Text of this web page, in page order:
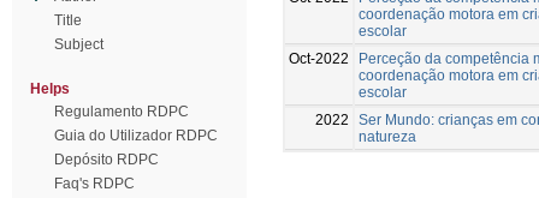
Title
Subject
Helps
Regulamento RDPC
Guia do Utilizador RDPC
Depósito RDPC
Faq's RDPC
coordenação motora em
escolar
Oct-2022
Perceção da competência
coordenação motora em
escolar
2022
Ser Mundo: crianças em
natureza